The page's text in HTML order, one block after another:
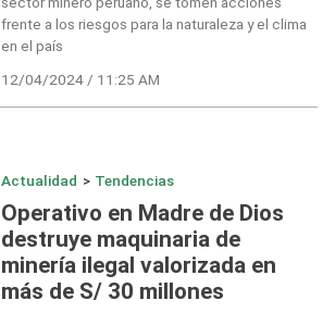
frente a los riesgos para la naturaleza y el clima
en el país
12/04/2024 / 11:25 AM
Actualidad > Tendencias
Operativo en Madre de Dios
destruye maquinaria de
minería ilegal valorizada en
más de S/ 30 millones